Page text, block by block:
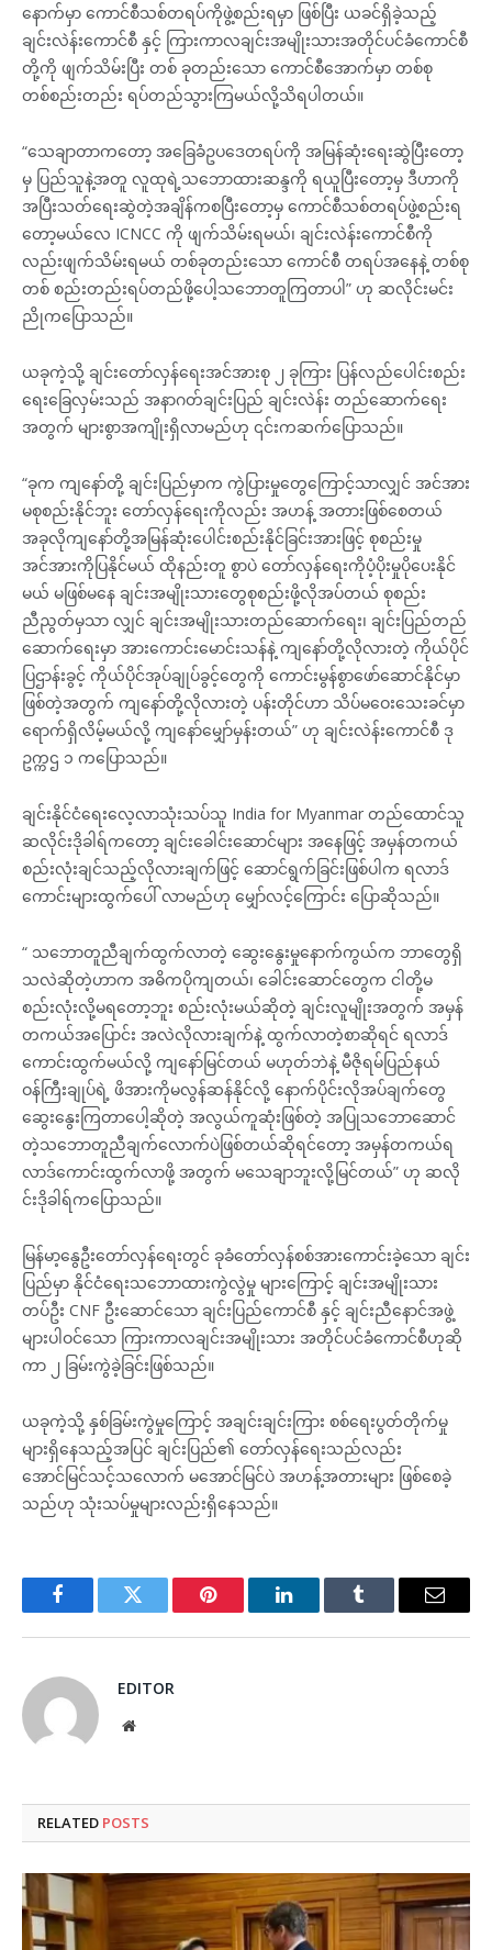
နောက်မှာ ကောင်စီသစ်တရပ်ကိုဖွဲ့စည်းရမှာ ဖြစ်ပြီး ယခင်ရှိခဲ့သည့်
ချင်းလဲန်းကောင်စီ နှင့် ကြားကာလချင်းအမျိုးသားအတိုင်ပင်ခံကောင်စီ
တို့ကို ဖျက်သိမ်းပြီး တစ် ခုတည်းသော ကောင်စီအောက်မှာ တစ်စု
တစ်စည်းတည်း ရပ်တည်သွားကြမယ်လို့သိရပါတယ်။
“သေချာတာကတော့ အခြေခံဥပဒေတရပ်ကို အမြန်ဆုံးရေးဆွဲပြီးတော့
မှ ပြည်သူနဲ့အတူ လူထုရဲ့သဘောထားဆန္ဒကို ရယူပြီးတော့မှ ဒီဟာကို
အပြီးသတ်ရေးဆွဲတဲ့အချိန်ကစပြီးတော့မှ ကောင်စီသစ်တရပ်ဖွဲ့စည်းရ
တော့မယ်လေ ICNCC ကို ဖျက်သိမ်းရမယ်၊ ချင်းလဲန်းကောင်စီကို
လည်းဖျက်သိမ်းရမယ် တစ်ခုတည်းသော ကောင်စီ တရပ်အနေနဲ့ တစ်စု
တစ် စည်းတည်းရပ်တည်ဖို့ပေါ့သဘောတူကြတာပါ” ဟု ဆလိုင်းမင်း
ညိုကပြောသည်။
ယခုကဲ့သို့ ချင်းတော်လှန်ရေးအင်အားစု ၂ ခုကြား ပြန်လည်ပေါင်းစည်း
ရေးခြေလှမ်းသည် အနာဂတ်ချင်းပြည် ချင်းလဲန်း တည်ဆောက်ရေး
အတွက် များစွာအကျိုးရှိလာမည်ဟု ၎င်းကဆက်ပြောသည်။
“ခုက ကျနော်တို့ ချင်းပြည်မှာက ကွဲပြားမှုတွေကြောင့်သာလျှင် အင်အား
မစုစည်းနိုင်ဘူး တော်လှန်ရေးကိုလည်း အဟန့် အတားဖြစ်စေတယ်
အခုလိုကျနော်တို့အမြန်ဆုံးပေါင်းစည်းနိုင်ခြင်းအားဖြင့် စုစည်းမှု
အင်အားကိုပြနိုင်မယ် ထိုနည်းတူ စွာပဲ တော်လှန်ရေးကိုပံ့ပိုးမှုပိုပေးနိုင်
မယ် မဖြစ်မနေ ချင်းအမျိုးသားတွေစုစည်းဖို့လိုအပ်တယ် စုစည်း
ညီညွတ်မှသာ လျှင် ချင်းအမျိုးသားတည်ဆောက်ရေး၊ ချင်းပြည်တည်
ဆောက်ရေးမှာ အားကောင်းမောင်းသန်နဲ့ ကျနော်တို့လိုလားတဲ့ ကိုယ်ပိုင်
ပြဌာန်းခွင့် ကိုယ်ပိုင်အုပ်ချုပ်ခွင့်တွေကို ကောင်းမွန်စွာဖော်ဆောင်နိုင်မှာ
ဖြစ်တဲ့အတွက် ကျနော်တို့လိုလားတဲ့ ပန်းတိုင်ဟာ သိပ်မဝေးသေးခင်မှာ
ရောက်ရှိလိမ့်မယ်လို့ ကျနော်မျှော်မှန်းတယ်” ဟု ချင်းလဲန်းကောင်စီ ဒု
ဥက္ကဌ ၁ ကပြောသည်။
ချင်းနိုင်ငံရေးလေ့လာသုံးသပ်သူ India for Myanmar တည်ထောင်သူ
ဆလိုင်းဒိုခါရ်ကတော့ ချင်းခေါင်းဆောင်များ အနေဖြင့် အမှန်တကယ်
စည်းလုံးချင်သည့်လိုလားချက်ဖြင့် ဆောင်ရွက်ခြင်းဖြစ်ပါက ရလာဒ်
ကောင်းများထွက်ပေါ် လာမည်ဟု မျှော်လင့်ကြောင်း ပြောဆိုသည်။
“ သဘောတူညီချက်ထွက်လာတဲ့ ဆွေးနွေးမှုနောက်ကွယ်က ဘာတွေရှိ
သလဲဆိုတဲ့ဟာက အဓိကပိုကျတယ်၊ ခေါင်းဆောင်တွေက ငါတို့မ
စည်းလုံးလို့မရတော့ဘူး စည်းလုံးမယ်ဆိုတဲ့ ချင်းလူမျိုးအတွက် အမှန်
တကယ်အပြောင်း အလဲလိုလားချက်နဲ့ ထွက်လာတဲ့စာဆိုရင် ရလာဒ်
ကောင်းထွက်မယ်လို့ ကျနော်မြင်တယ် မဟုတ်ဘဲနဲ့ မီဇိုရမ်ပြည်နယ်
ဝန်ကြီးချုပ်ရဲ့ ဖိအားကိုမလွန်ဆန်နိုင်လို့ နောက်ပိုင်းလိုအပ်ချက်တွေ
ဆွေးနွေးကြတာပေါ့ဆိုတဲ့ အလွယ်ကူဆုံးဖြစ်တဲ့ အပြုသဘောဆောင်
တဲ့သဘောတူညီချက်လောက်ပဲဖြစ်တယ်ဆိုရင်တော့ အမှန်တကယ်ရ
လာဒ်ကောင်းထွက်လာဖို့ အတွက် မသေချာဘူးလို့မြင်တယ်” ဟု ဆလို
င်းဒိုခါရ်ကပြောသည်။
မြန်မာ့နွေဦးတော်လှန်ရေးတွင် ခုခံတော်လှန်စစ်အားကောင်းခဲ့သော ချင်း
ပြည်မှာ နိုင်ငံရေးသဘောထားကွဲလွဲမှု များကြောင့် ချင်းအမျိုးသား
တပ်ဦး CNF ဦးဆောင်သော ချင်းပြည်ကောင်စီ နှင့် ချင်းညီနောင်အဖွဲ့
များပါဝင်သော ကြားကာလချင်းအမျိုးသား အတိုင်ပင်ခံကောင်စီဟုဆို
ကာ ၂ ခြမ်းကွဲခဲ့ခြင်းဖြစ်သည်။
ယခုကဲ့သို့ နှစ်ခြမ်းကွဲမှုကြောင့် အချင်းချင်းကြား စစ်ရေးပွတ်တိုက်မှု
များရှိနေသည့်အပြင် ချင်းပြည်၏ တော်လှန်ရေးသည်လည်း
အောင်မြင်သင့်သလောက် မအောင်မြင်ပဲ အဟန့်အတားများ ဖြစ်စေခဲ့
သည်ဟု သုံးသပ်မှုများလည်းရှိနေသည်။
FacebookTwitter Pinterest LinkedInTumblr Email
EDITOR
Website
RELATED POSTS